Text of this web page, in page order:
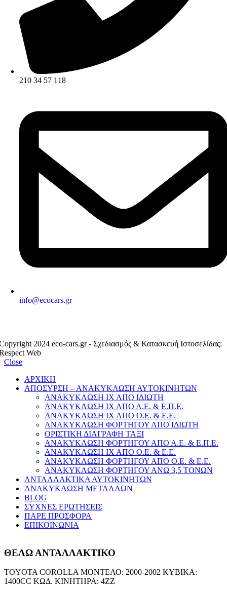
210 34 57 118
info@ecocars.gr
2024 eco-cars.gr - Σχεδιασμός & Κατασκευή Ιστοσελίδας:
Web
Close
ΑΡΧΙΚΗ
ΑΠΟΣΥΡΣΗ – ΑΝΑΚΥΚΛΩΣΗ ΑΥΤΟΚΙΝΗΤΩΝ
ΑΝΑΚΥΚΛΩΣΗ ΙΧ ΑΠΟ ΙΔΙΩΤΗ
ΑΝΑΚΥΚΛΩΣΗ ΙΧ ΑΠΟ Α.Ε. & Ε.Π.Ε.
ΑΝΑΚΥΚΛΩΣΗ ΙΧ ΑΠΟ Ο.Ε. & Ε.Ε.
ΑΝΑΚΥΚΛΩΣΗ ΦΟΡΤΗΓΟΥ ΑΠΟ ΙΔΙΩΤΗ
ΟΡΙΣΤΙΚΗ ΔΙΑΓΡΑΦΗ ΤΑΞΙ
ΑΝΑΚΥΚΛΩΣΗ ΦΟΡΤΗΓΟΥ ΑΠΟ Α.Ε. & Ε.Π.Ε.
ΑΝΑΚΥΚΛΩΣΗ ΙΧ ΑΠΟ Ο.Ε. & Ε.Ε.
ΑΝΑΚΥΚΛΩΣΗ ΦΟΡΤΗΓΟΥ ΑΠΟ Ο.Ε. & Ε.Ε.
ΑΝΑΚΥΚΛΩΣΗ ΦΟΡΤΗΓΟΥ ΑΝΩ 3,5 ΤΟΝΩΝ
ΑΝΤΑΛΛΑΚΤΙΚΑ ΑΥΤΟΚΙΝΗΤΩΝ
ΑΝΑΚΥΚΛΩΣΗ ΜΕΤΑΛΛΩΝ
BLOG
ΣΥΧΝΕΣ ΕΡΩΤΗΣΕΙΣ
ΠΑΡΕ ΠΡΟΣΦΟΡΑ
ΕΠΙΚΟΙΝΩΝΙΑ
ΘΕΛΩ ΑΝΤΑΛΛΑΚΤΙΚΟ
TOYOTA COROLLA ΜΟΝΤΕΛΟ: 2000-2002 ΚΥΒΙΚΑ:
1400CC ΚΩΔ. ΚΙΝΗΤΗΡΑ: 4ZZ